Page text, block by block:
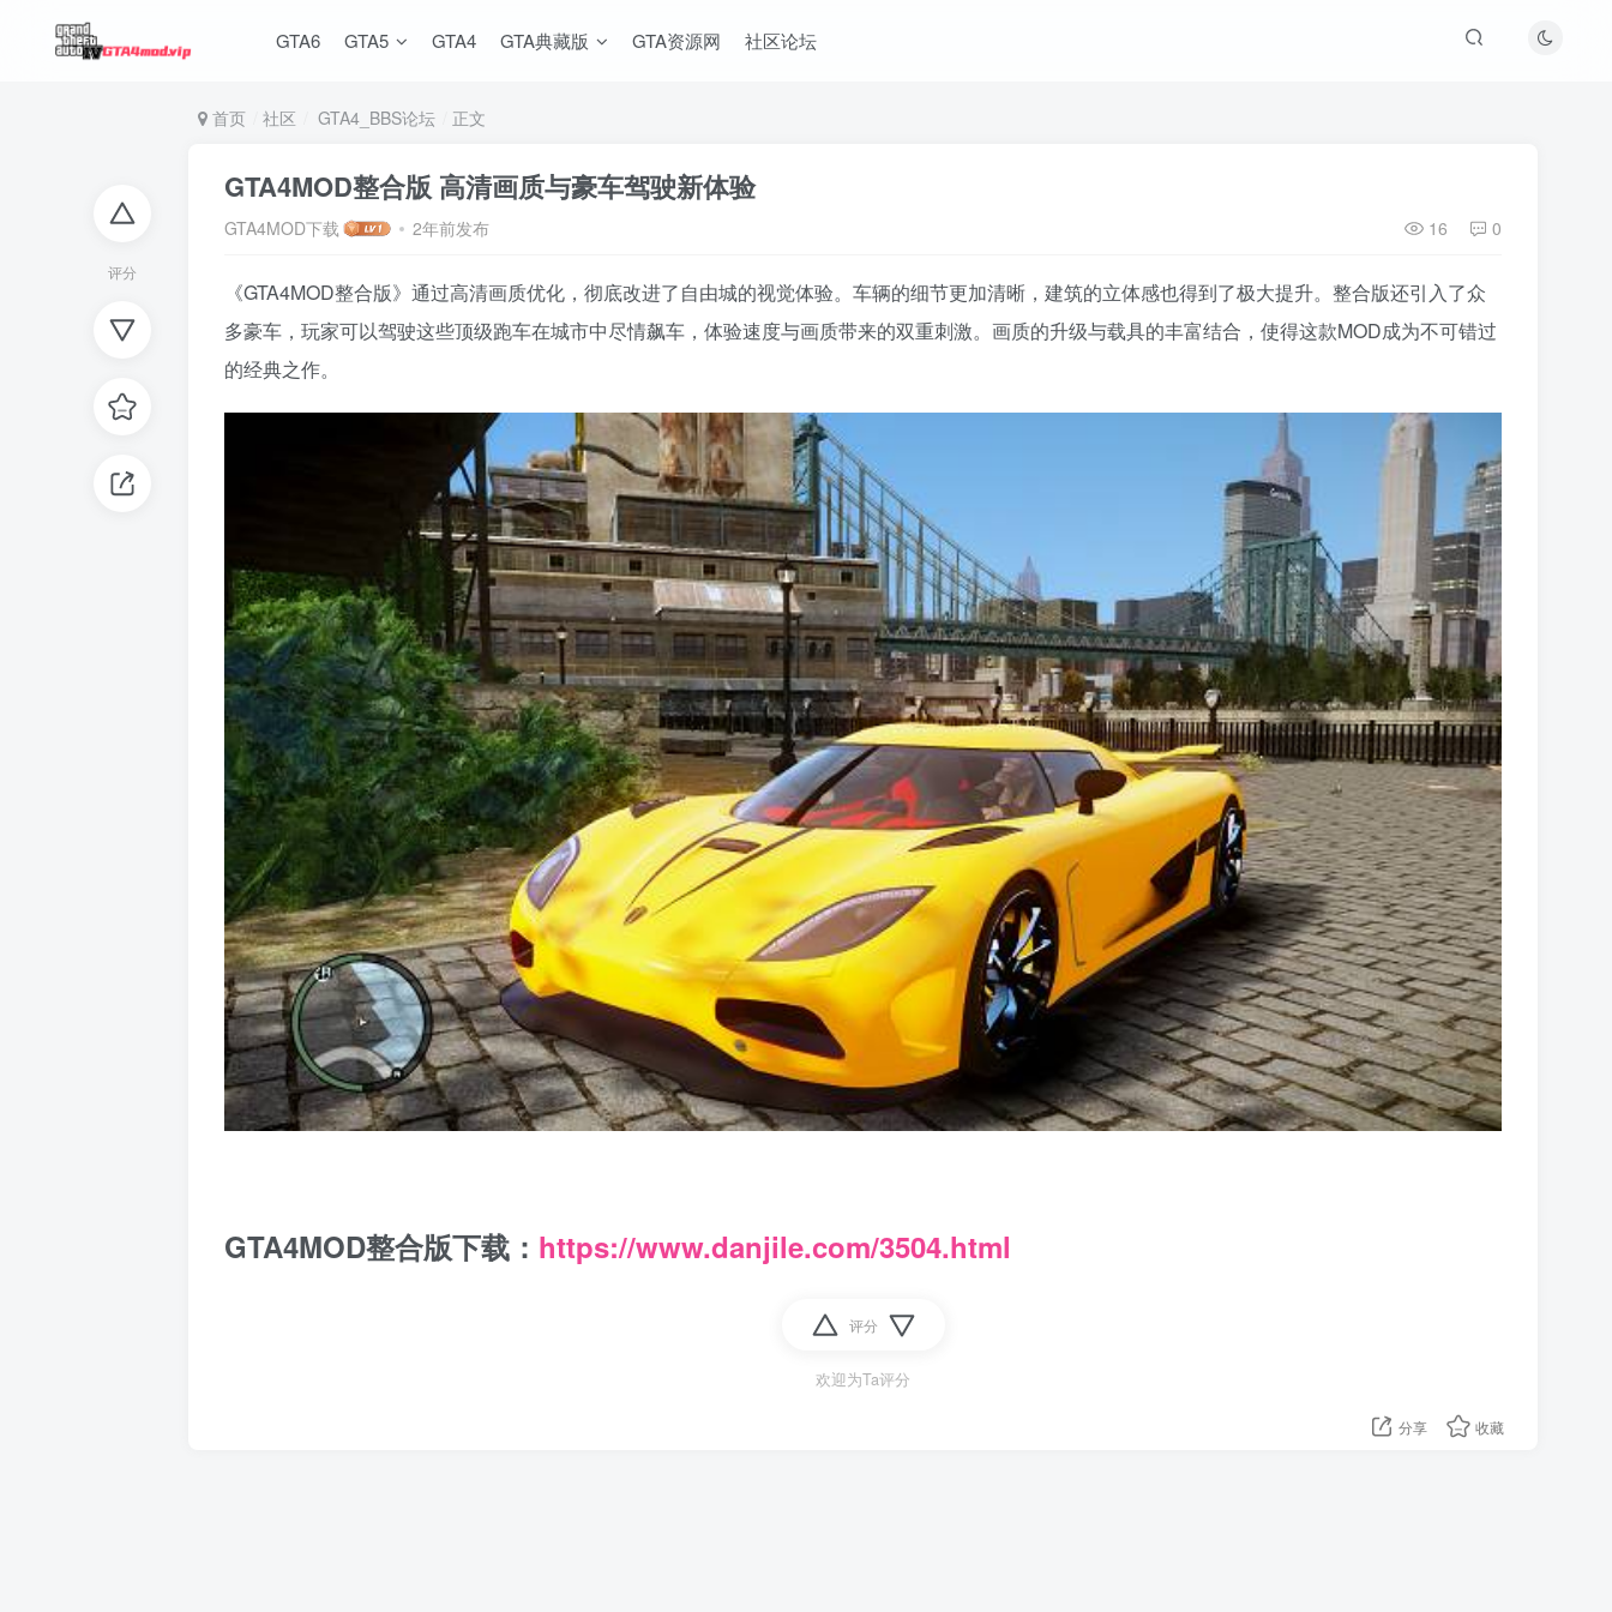
GTA6 GTA5 GTA4 GTA典藏版 GTA资源网 社区论坛
评分
首页 社区 GTA4_BBS论坛 正文
GTA4MOD整合版 高清画质与豪车驾驶新体验
GTA4MOD下载 2年前发布 16 0
《GTA4MOD整合版》通过高清画质优化，彻底改进了自由城的视觉体验。车辆的细节更加清晰，建筑的立体感也得到了极大提升。整合版还引入了众
多豪车，玩家可以驾驶这些顶级跑车在城市中尽情飙车，体验速度与画质带来的双重刺激。画质的升级与载具的丰富结合，使得这款MOD成为不可错过
的经典之作。
GTA4MOD整合版下载： https://www.danjile.com/3504.html
评分
欢迎为Ta评分
分享 收藏